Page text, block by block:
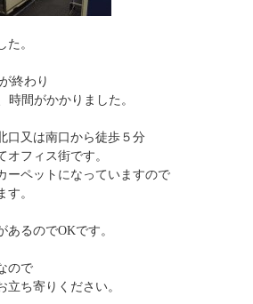
た。
終わり
間がかかりました。
口又は南口から徒歩５分
オフィス街です。
ーペットになっていますので
。
るのでOKです。
ので
立ち寄りください。